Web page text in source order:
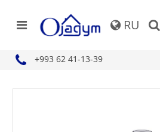
RU
+993 62 41-13-39